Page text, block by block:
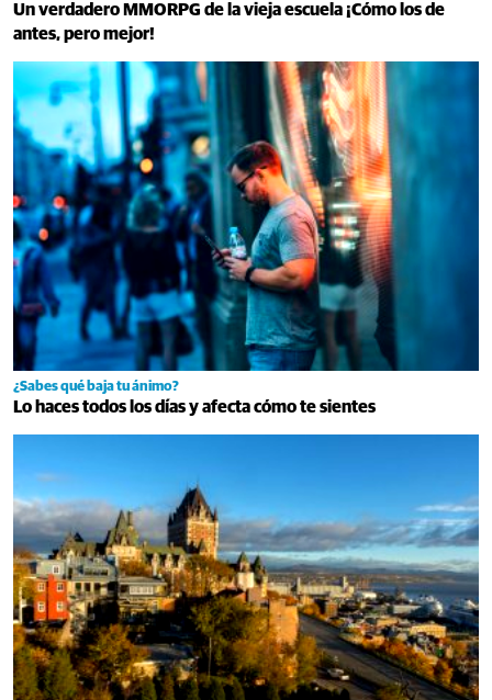
Un verdadero MMORPG de la vieja escuela ¡Cómo los de
antes, pero mejor!
¿Sabes qué baja tu ánimo?
Lo haces todos los días y afecta cómo te sientes